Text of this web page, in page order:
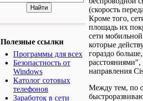
Полезные ссылки
Программы для всех
Безопастность от
Windows
Католог сотовых
телефонов
Заработок в сети
(скорость
Кроме того,
площадь их
сети
которые
гораздо
расстояниями",
направления
Между тем, по